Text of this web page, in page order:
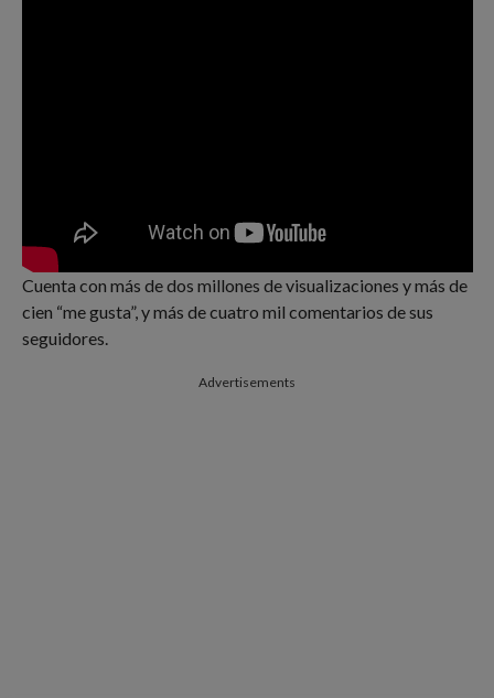
Cuenta con más de dos millones de visualizaciones y más de
cien “me gusta”, y más de cuatro mil comentarios de sus
seguidores.
Advertisements